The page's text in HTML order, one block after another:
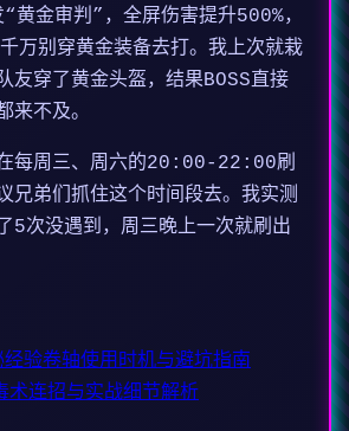
“黄金审判”，全屏伤害提升500%，
万别穿黄金装备去打。我上次就栽
友穿了黄金头盔，结果BOSS直接
来不及。
每周三、周六的20:00-22:00刷
兄弟们抓住这个时间段去。我实测
5次没遇到，周三晚上一次就刷出
验卷轴使用时机与避坑指南
术连招与实战细节解析